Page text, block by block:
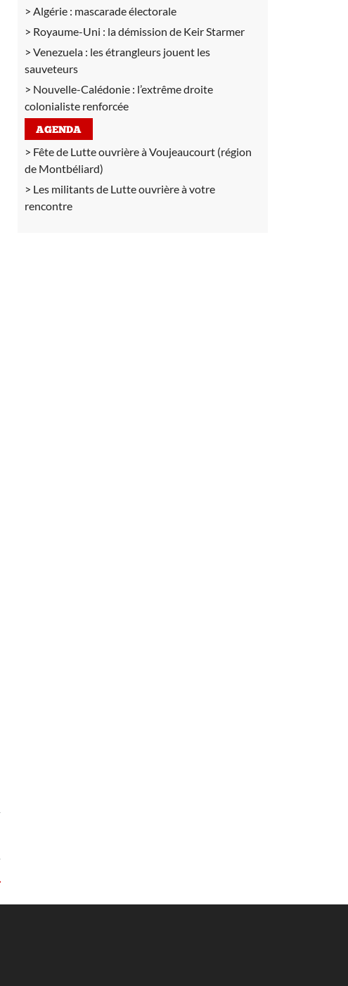
Algérie : mascarade électorale
Royaume-Uni : la démission de Keir Starmer
Venezuela : les étrangleurs jouent les
sauveteurs
Nouvelle-Calédonie : l’extrême droite
colonialiste renforcée
AGENDA
Fête de Lutte ouvrière à Voujeaucourt (région
de Montbéliard)
Les militants de Lutte ouvrière à votre
rencontre